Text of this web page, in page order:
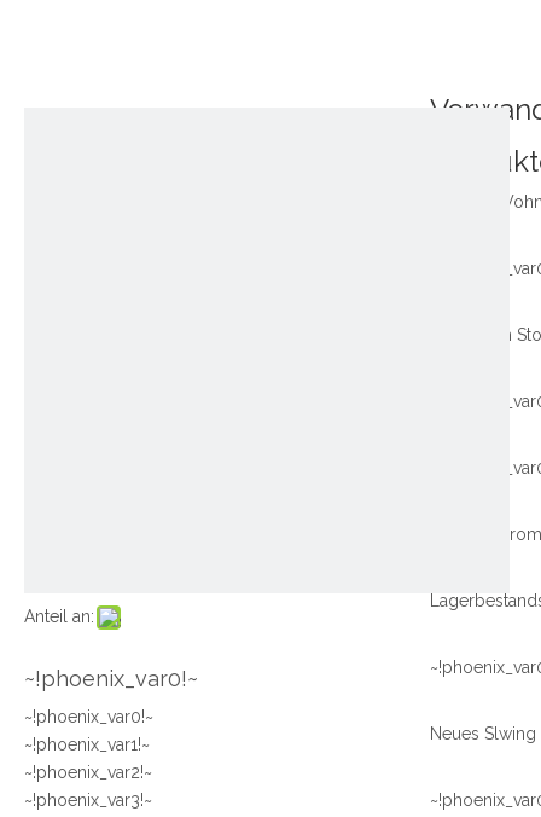
Anteil an:
~!phoenix_var0!~
~!phoenix_var0!~
~!phoenix_var1!~
~!phoenix_var2!~
~!phoenix_var3!~